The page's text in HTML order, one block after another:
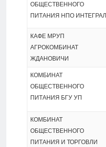
ОБЩЕСТВЕННОГО
ПИТАНИЯ НПО ИНТЕГРАЛ
КАФЕ МРУП
АГРОКОМБИНАТ
ЖДАНОВИЧИ
КОМБИНАТ
ОБЩЕСТВЕННОГО
ПИТАНИЯ БГУ УП
КОМБИНАТ
ОБЩЕСТВЕННОГО
ПИТАНИЯ И ТОРГОВЛИ